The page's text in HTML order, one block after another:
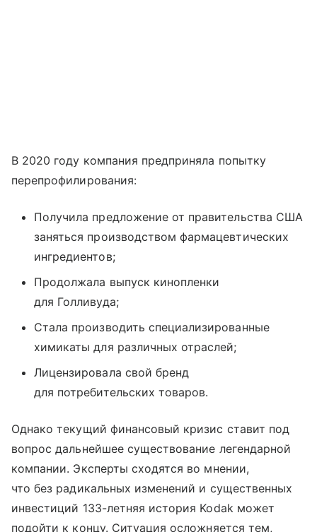
В 2020 году компания предприняла попытку
перепрофилирования:
Получила предложение от правительства США
заняться производством фармацевтических
ингредиентов;
Продолжала выпуск кинопленки
для Голливуда;
Стала производить специализированные
химикаты для различных отраслей;
Лицензировала свой бренд
для потребительских товаров.
Однако текущий финансовый кризис ставит под
вопрос дальнейшее существование легендарной
компании. Эксперты сходятся во мнении,
что без радикальных изменений и существенных
инвестиций 133-летняя история Kodak может
подойти к концу. Ситуация осложняется тем,